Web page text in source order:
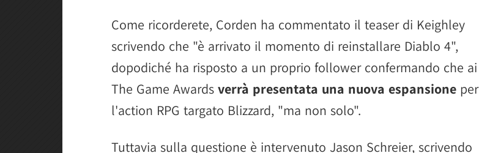
Come ricorderete, Corden ha commentato il teaser di Keighley
scrivendo che "è arrivato il momento di reinstallare Diablo 4",
dopodiché ha risposto a un proprio follower confermando che ai
The Game Awards verrà presentata una nuova espansione per
l'action RPG targato Blizzard, "ma non solo".
Tuttavia sulla questione è intervenuto Jason Schreier, scrivendo